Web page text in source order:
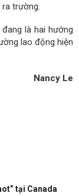
trường.
là hai hướng
lao động hiện
Nancy Le
tại Canada